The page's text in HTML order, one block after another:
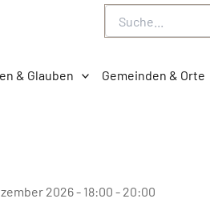
Suche
& Glauben Gemeinden & Orte
2026 - 18:00 - 20:00